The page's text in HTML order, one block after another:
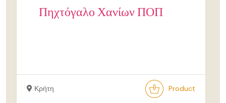
Πηχτόγαλο Χανίων ΠΟΠ
Κρήτη Product